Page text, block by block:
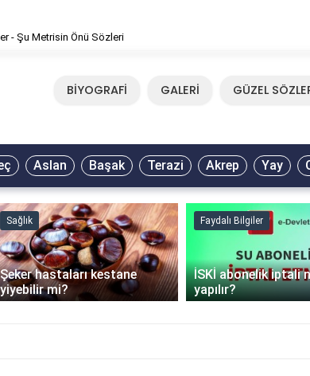
- Şu Metrisin Önü Sözleri
BİYOGRAFİ GALERİ GÜZEL
Aslan Başak Terazi Akrep Yay
Sağlık
Şeker hastaları kestane
yiyebilir mi?
Faydalı Bilgiler
İSKİ abonelik iptali
yapılır?